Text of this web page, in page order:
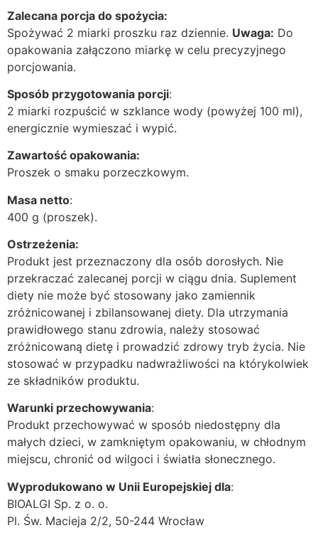
Zalecana porcja do spożycia:
Spożywać 2 miarki proszku raz dziennie. Uwaga: Do
opakowania załączono miarkę w celu precyzyjnego
porcjowania.
Sposób przygotowania porcji:
2 miarki rozpuścić w szklance wody (powyżej 100 ml),
energicznie wymieszać i wypić.
Zawartość opakowania:
Proszek o smaku porzeczkowym.
Masa netto:
400 g (proszek).
Ostrzeżenia:
Produkt jest przeznaczony dla osób dorosłych. Nie
przekraczać zalecanej porcji w ciągu dnia. Suplement
diety nie może być stosowany jako zamiennik
zróżnicowanej i zbilansowanej diety. Dla utrzymania
prawidłowego stanu zdrowia, należy stosować
zróżnicowaną dietę i prowadzić zdrowy tryb życia. Nie
stosować w przypadku nadwrażliwości na którykolwiek
ze składników produktu.
Warunki przechowywania:
Produkt przechowywać w sposób niedostępny dla
małych dzieci, w zamkniętym opakowaniu, w chłodnym
miejscu, chronić od wilgoci i światła słonecznego.
Wyprodukowano w Unii Europejskiej dla:
BIOALGI Sp. z o. o.
Pl. Św. Macieja 2/2, 50-244 Wrocław